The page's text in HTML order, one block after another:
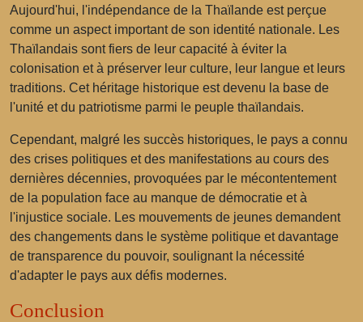
Aujourd'hui, l'indépendance de la Thaïlande est perçue
comme un aspect important de son identité nationale. Les
Thaïlandais sont fiers de leur capacité à éviter la
colonisation et à préserver leur culture, leur langue et leurs
traditions. Cet héritage historique est devenu la base de
l'unité et du patriotisme parmi le peuple thaïlandais.
Cependant, malgré les succès historiques, le pays a connu
des crises politiques et des manifestations au cours des
dernières décennies, provoquées par le mécontentement
de la population face au manque de démocratie et à
l'injustice sociale. Les mouvements de jeunes demandent
des changements dans le système politique et davantage
de transparence du pouvoir, soulignant la nécessité
d'adapter le pays aux défis modernes.
Conclusion